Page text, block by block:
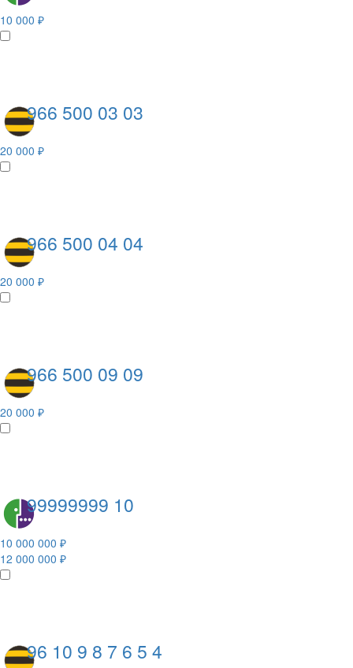
10 000 ₽
966 500 03 03
20 000 ₽
966 500 04 04
20 000 ₽
966 500 09 09
20 000 ₽
99999999 10
10 000 000 ₽
12 000 000 ₽
96 10 9 8 7 6 5 4